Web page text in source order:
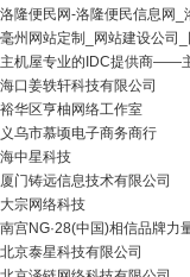
洛隆便民网-洛隆便民信息网_
毫州网站定制_网站建设公司
主机屋专业的IDC提供商――
海口姜轶轩科技有限公司
裕华区亨柚网络工作室
义乌市慕顷电子商务商行
海中星科技
厦门铸远信息技术有限公司
大宗网络科技
南宫NG·28(中国)相信品牌力
北京泰星科技有限公司